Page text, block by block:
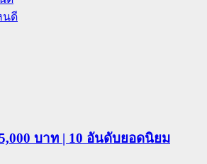
นดี
บาท | 10 อันดับยอดนิยม